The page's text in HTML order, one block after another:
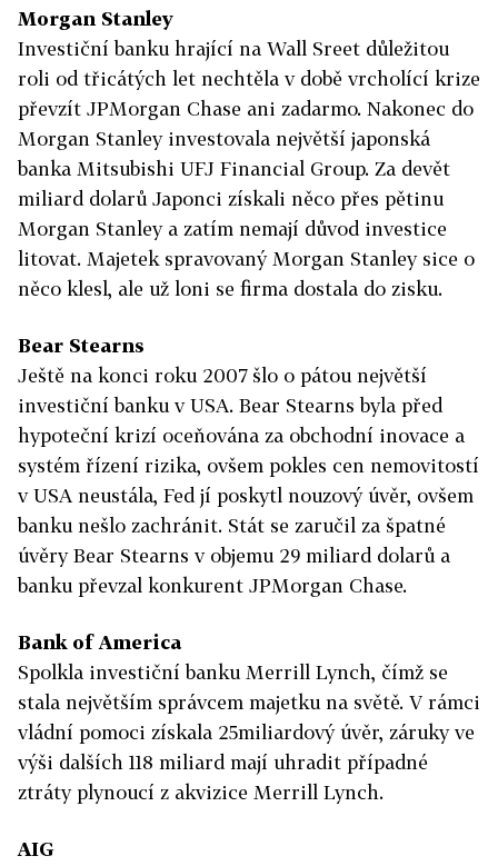
Morgan Stanley
Investiční banku hrající na Wall Sreet důležitou
roli od třicátých let nechtěla v době vrcholící krize
převzít JPMorgan Chase ani zadarmo. Nakonec do
Morgan Stanley investovala největší japonská
banka Mitsubishi UFJ Financial Group. Za devět
miliard dolarů Japonci získali něco přes pětinu
Morgan Stanley a zatím nemají důvod investice
litovat. Majetek spravovaný Morgan Stanley sice o
něco klesl, ale už loni se firma dostala do zisku.
Bear Stearns
Ještě na konci roku 2007 šlo o pátou největší
investiční banku v USA. Bear Stearns byla před
hypoteční krizí oceňována za obchodní inovace a
systém řízení rizika, ovšem pokles cen nemovitostí
v USA neustála, Fed jí poskytl nouzový úvěr, ovšem
banku nešlo zachránit. Stát se zaručil za špatné
úvěry Bear Stearns v objemu 29 miliard dolarů a
banku převzal konkurent JPMorgan Chase.
Bank of America
Spolkla investiční banku Merrill Lynch, čímž se
stala největším správcem majetku na světě. V rámci
vládní pomoci získala 25miliardový úvěr, záruky ve
výši dalších 118 miliard mají uhradit případné
ztráty plynoucí z akvizice Merrill Lynch.
AIG